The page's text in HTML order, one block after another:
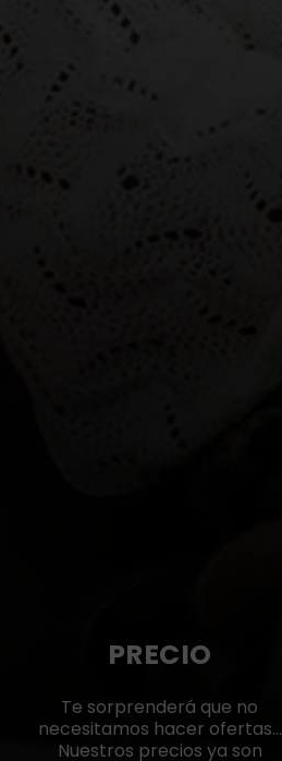
PRECIO
Te sorprenderá que no
necesitamos hacer ofertas…
Nuestros precios ya son